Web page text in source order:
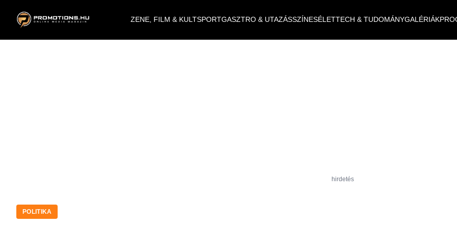
ZENE, FILM & KULTSPORTGASZTRO & UTAZÁSSZÍNESÉLETTECH & TUDOMÁNYGALÉRIÁK
hirdetés
POLITIKA